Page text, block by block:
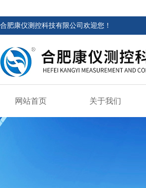
合肥康仪测控科技有限公司欢迎您！
网站首页 关于我们